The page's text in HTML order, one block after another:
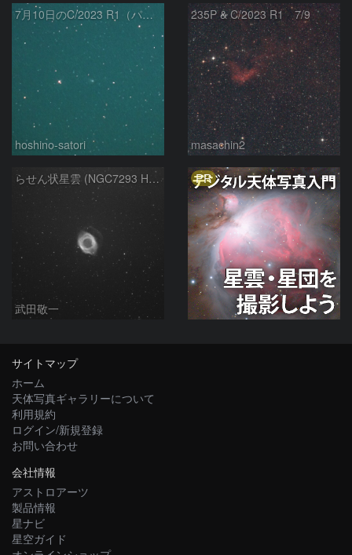
7月10日のC/2023 R1（パンスターズ彗星）
hoshino-satori
235P & C/2023 R1 7/9
masachin2
らせん状星雲 (NGC7293 Helix Nebula)
武田敬一
PR
サイトマップ
ホーム
天体写真ギャラリーについて
利用規約
ログイン/新規登録
お問い合わせ
会社情報
アストロアーツ
製品情報
星ナビ
星空ガイド